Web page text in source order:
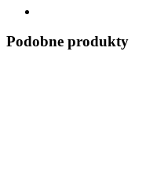
Podobne produkty